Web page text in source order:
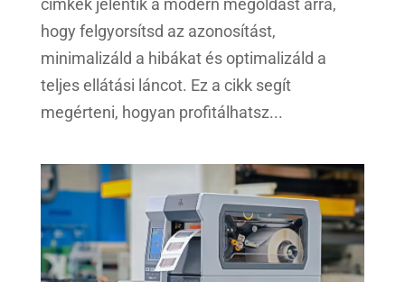
címkék jelentik a modern megoldást arra,
hogy felgyorsítsd az azonosítást,
minimalizáld a hibákat és optimalizáld a
teljes ellátási láncot. Ez a cikk segít
megérteni, hogyan profitálhatsz...